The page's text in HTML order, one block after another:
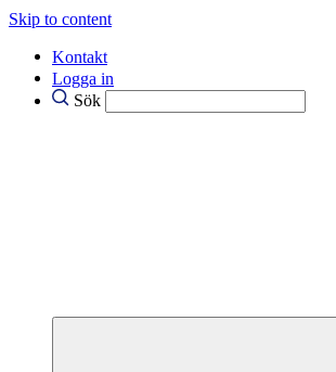
Skip to content
Kontakt
Logga in
Sök